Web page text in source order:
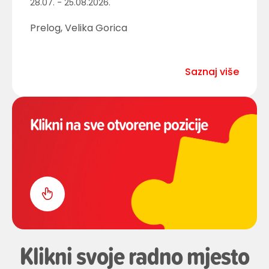
Prelog, Velika Gorica
Saznaj više
Klikni na sve otvorene pozicije
Klikni svoje radno mjesto